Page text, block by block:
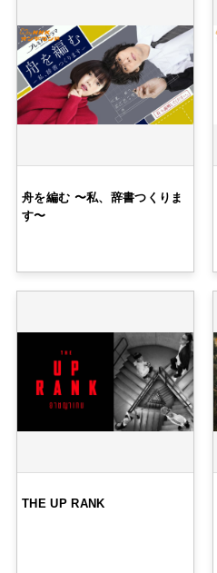
舟を編む 〜私、辞書つくりま
す〜
THE UP RANK